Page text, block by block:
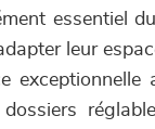
essentiel
leur